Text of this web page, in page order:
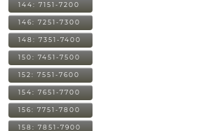
144: 7151-7200
146: 7251-7300
148: 7351-7400
150: 7451-7500
152: 7551-7600
154: 7651-7700
156: 7751-7800
158: 7851-7900